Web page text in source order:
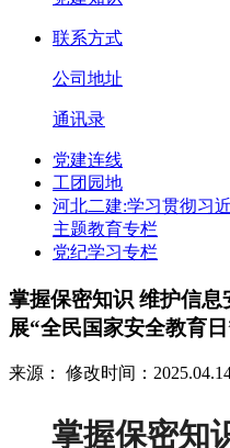
联系方式
公司地址
通讯录
党建连线
工团园地
河北二建:学习贯彻习
主题教育专栏
党纪学习专栏
掌握保密知识 维护信
展“全民国家安全教育
来源： 修改时间：
掌握保密知